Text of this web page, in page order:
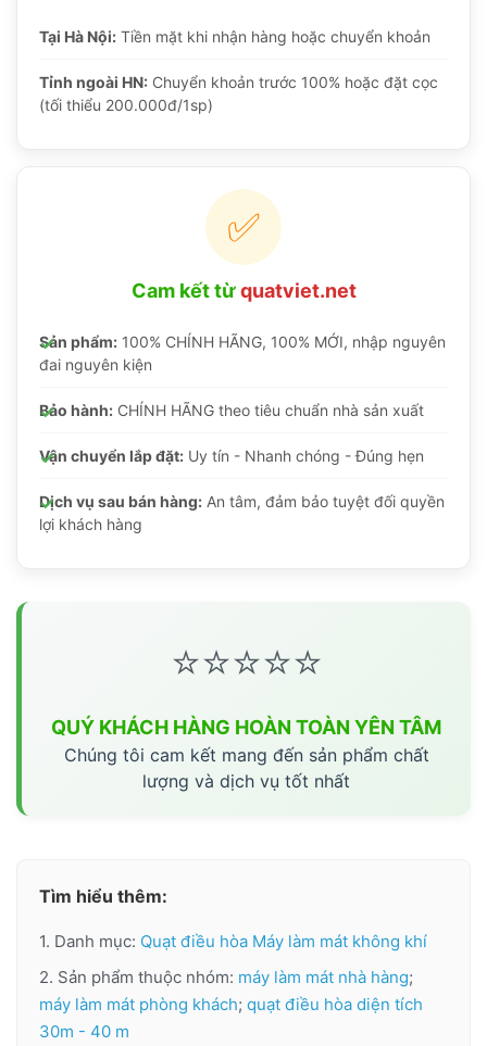
Tại Hà Nội: Tiền mặt khi nhận hàng hoặc chuyển khoản
Tỉnh ngoài HN: Chuyển khoản trước 100% hoặc đặt cọc
(tối thiểu 200.000đ/1sp)
✅
Cam kết từquatviet.net
Sản phẩm: 100% CHÍNH HÃNG, 100% MỚI, nhập nguyên
đai nguyên kiện
Bảo hành: CHÍNH HÃNG theo tiêu chuẩn nhà sản xuất
Vận chuyển lắp đặt: Uy tín - Nhanh chóng - Đúng hẹn
Dịch vụ sau bán hàng: An tâm, đảm bảo tuyệt đối quyền
lợi khách hàng
⭐⭐⭐⭐⭐
QUÝ KHÁCH HÀNG HOÀN TOÀN YÊN TÂM
Chúng tôi cam kết mang đến sản phẩm chất
lượng và dịch vụ tốt nhất
Tìm hiểu thêm:
1. Danh mục: Quạt điều hòa Máy làm mát không khí
2. Sản phẩm thuộc nhóm: máy làm mát nhà hàng;
máy làm mát phòng khách; quạt điều hòa diện tích
30m - 40 m